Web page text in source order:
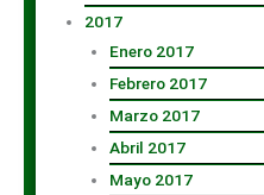
2017
Enero 2017
Febrero 2017
Marzo 2017
Abril 2017
Mayo 2017